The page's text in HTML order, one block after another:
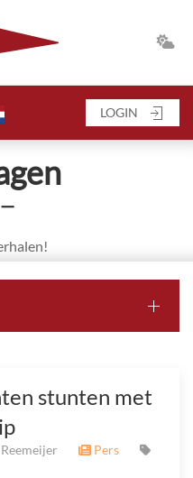
LOGIN
stunten met
Pers